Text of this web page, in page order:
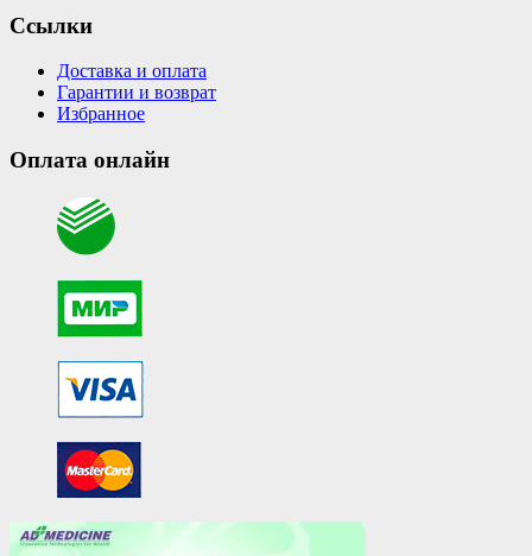
Ссылки
Доставка и оплата
Гарантии и возврат
Избранное
Оплата онлайн